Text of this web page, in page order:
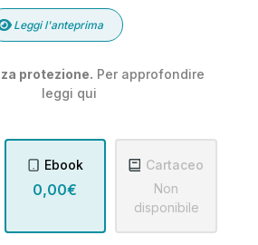
Leggi l'anteprima
protezione. Per approfondire
leggi qui
Ebook
0,00€
Cartaceo
Non
disponibile